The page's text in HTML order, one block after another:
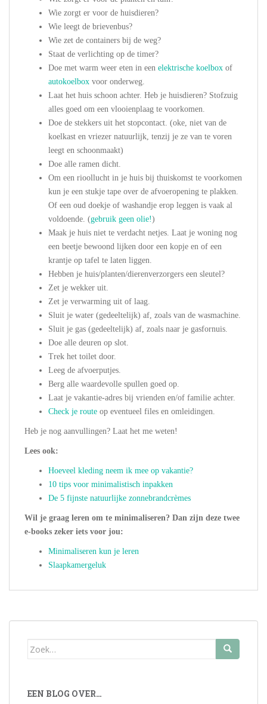
Wie zorgt er voor de huisdieren?
Wie leegt de brievenbus?
Wie zet de containers bij de weg?
Staat de verlichting op de timer?
Doe met warm weer eten in een elektrische koelbox of
autokoelbox voor onderweg.
Laat het huis schoon achter. Heb je huisdieren? Stofzuig
alles goed om een vlooienplaag te voorkomen.
Doe de stekkers uit het stopcontact. (oke, niet van de
koelkast en vriezer natuurlijk, tenzij je ze van te voren
leegt en schoonmaakt)
Doe alle ramen dicht.
Om een rioollucht in je huis bij thuiskomst te voorkomen
kun je een stukje tape over de afvoeropening te plakken.
Of een oud doekje of washandje erop leggen is vaak al
voldoende. (gebruik geen olie!)
Maak je huis niet te verdacht netjes. Laat je woning nog
een beetje bewoond lijken door een kopje en of een
krantje op tafel te laten liggen.
Hebben je huis/planten/dierenverzorgers een sleutel?
Zet je wekker uit.
Zet je verwarming uit of laag.
Sluit je water (gedeeltelijk) af, zoals van de wasmachine.
Sluit je gas (gedeeltelijk) af, zoals naar je gasfornuis.
Doe alle deuren op slot.
Trek het toilet door.
Leeg de afvoerputjes.
Berg alle waardevolle spullen goed op.
Laat je vakantie-adres bij vrienden en/of familie achter.
Check je route op eventueel files en omleidingen.
Heb je nog aanvullingen? Laat het me weten!
Lees ook:
Hoeveel kleding neem ik mee op vakantie?
10 tips voor minimalistisch inpakken
De 5 fijnste natuurlijke zonnebrandcrèmes
Wil je graag leren om te minimaliseren? Dan zijn deze twee
e-books zeker iets voor jou:
Minimaliseren kun je leren
Slaapkamergeluk
Zoek
EEN BLOG OVER…